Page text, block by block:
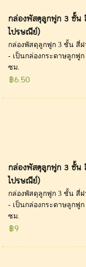
กล่องพัสดุลูกฟูก 3 ชั้น
ไปรษณีย์)
กล่องพัสดุลูกฟูก 3 ชั้น สี่
- เป็นกล่องกระดาษลูกฟู
ซม.
฿6.50
กล่องพัสดุลูกฟูก 3 ชั้น
ไปรษณีย์)
กล่องพัสดุลูกฟูก 3 ชั้น สี่
- เป็นกล่องกระดาษลูกฟู
ซม.
฿9